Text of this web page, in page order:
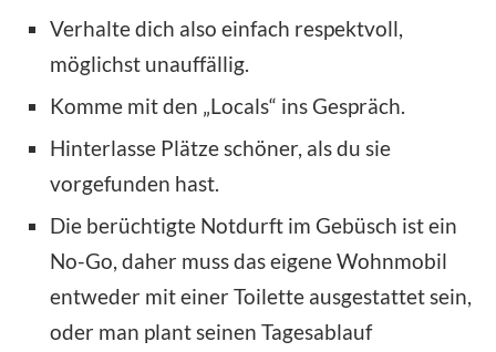
Verhalte dich also einfach respektvoll,
möglichst unauffällig.
Komme mit den „Locals“ ins Gespräch.
Hinterlasse Plätze schöner, als du sie
vorgefunden hast.
Die berüchtigte Notdurft im Gebüsch ist ein
No-Go, daher muss das eigene Wohnmobil
entweder mit einer Toilette ausgestattet sein,
oder man plant seinen Tagesablauf